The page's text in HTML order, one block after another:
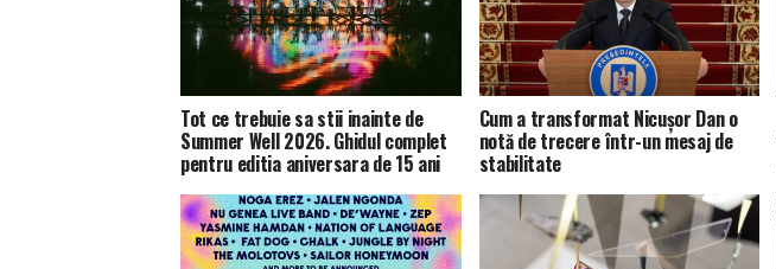
Tot ce trebuie sa stii inainte de
Summer Well 2026. Ghidul complet
pentru editia aniversara de 15 ani
Cum a transformat Nicușor Dan o
notă de trecere într-un mesaj de
stabilitate